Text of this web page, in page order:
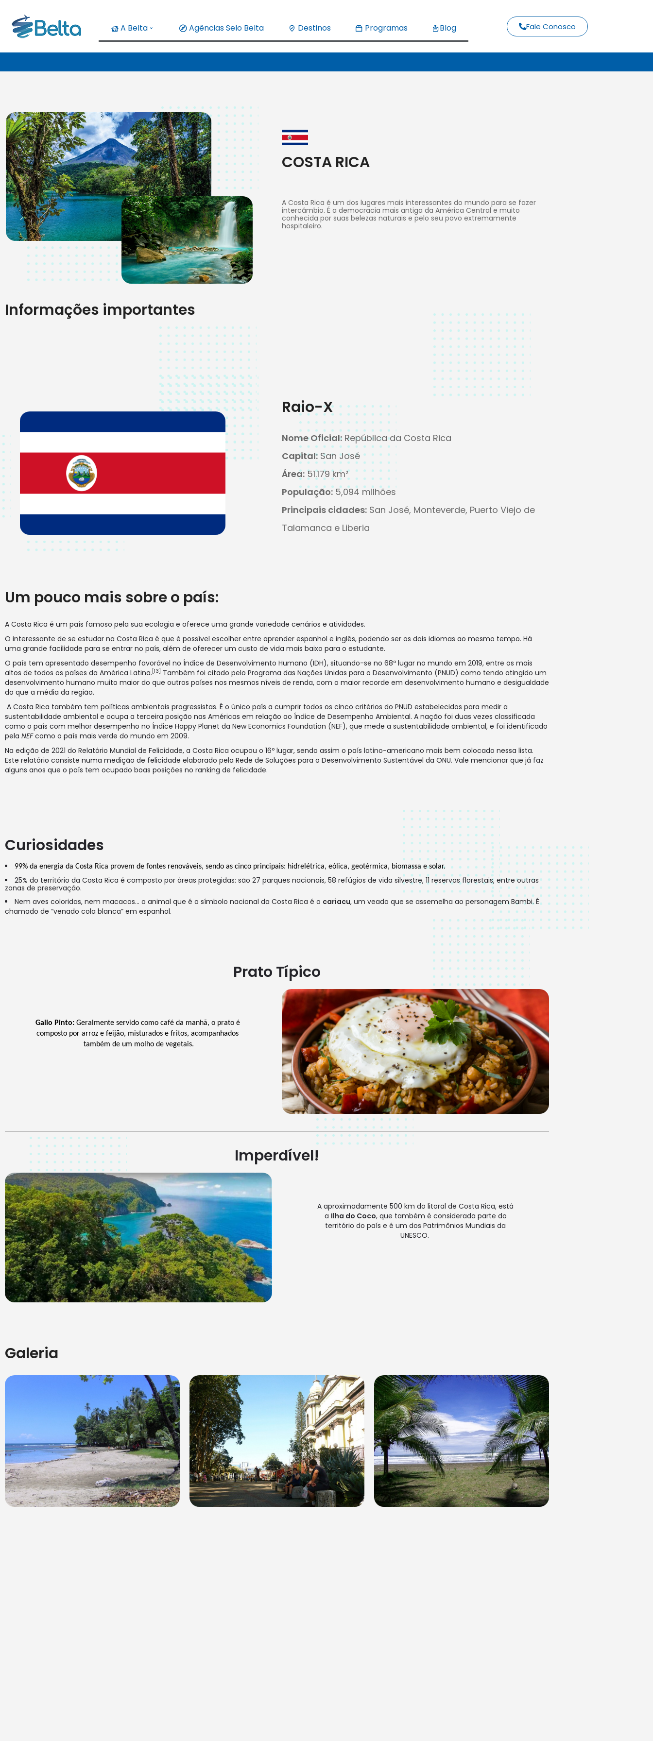
A Belta Agências Selo Belta Destinos Programas Blog Fale Conosco
COSTA RICA
A Costa Rica é um dos lugares mais interessantes do mundo para se fazer
intercâmbio. É a democracia mais antiga da América Central e muito
conhecida por suas belezas naturais e pelo seu povo extremamente
hospitaleiro.
Informações importantes
Raio-X
Nome Oficial: República da Costa Rica
Capital: San José
Área: 51.179 km²
População: 5,094 milhões
Principais cidades: San José, Monteverde, Puerto Viejo de
Talamanca e Liberia
Um pouco mais sobre o país:
A Costa Rica é um país famoso pela sua ecologia e oferece uma grande variedade cenários e atividades.
O interessante de se estudar na Costa Rica é que é possível escolher entre aprender espanhol e inglês, podendo ser os dois idiomas ao mesmo tempo. Há
uma grande facilidade para se entrar no país, além de oferecer um custo de vida mais baixo para o estudante.
O país tem apresentado desempenho favorável no Índice de Desenvolvimento Humano (IDH), situando-se no 68º lugar no mundo em 2019, entre os mais
altos de todos os países da América Latina. [13] Também foi citado pelo Programa das Nações Unidas para o Desenvolvimento (PNUD) como tendo atingido um
desenvolvimento humano muito maior do que outros países nos mesmos níveis de renda, com o maior recorde em desenvolvimento humano e desigualdade
do que a média da região.
A Costa Rica também tem políticas ambientais progressistas. É o único país a cumprir todos os cinco critérios do PNUD estabelecidos para medir a
sustentabilidade ambiental e ocupa a terceira posição nas Américas em relação ao Índice de Desempenho Ambiental. A nação foi duas vezes classificada
como o país com melhor desempenho no Índice Happy Planet da New Economics Foundation (NEF), que mede a sustentabilidade ambiental, e foi identificado
pela NEFcomo o país mais verde do mundo em 2009.
Na edição de 2021 do Relatório Mundial de Felicidade, a Costa Rica ocupou o 16º lugar, sendo assim o país latino-americano mais bem colocado nessa lista.
Este relatório consiste numa medição de felicidade elaborado pela Rede de Soluções para o Desenvolvimento Sustentável da ONU. Vale mencionar que já faz
alguns anos que o país tem ocupado boas posições no ranking de felicidade.
Curiosidades
99% da energia da Costa Rica provem de fontes renováveis, sendo as cinco principais: hidrelétrica, eólica, geotérmica, biomassa e solar.
25% do território da Costa Rica é composto por áreas protegidas: são 27 parques nacionais, 58 refúgios de vida silvestre, 11 reservas florestais, entre outras
zonas de preservação.
Nem aves coloridas, nem macacos… o animal que é o símbolo nacional da Costa Rica é o cariacu, um veado que se assemelha ao personagem Bambi. É
chamado de “venado cola blanca” em espanhol.
Prato Típico
Gallo Pinto: Geralmente servido como café da manhã, o prato é
composto por arroz e feijão, misturados e fritos, acompanhados
também de um molho de vegetais.
Imperdível!
A aproximadamente 500 km do litoral de Costa Rica, está
a Ilha do Coco, que também é considerada parte do
território do país e é um dos Patrimônios Mundiais da
UNESCO.
Galeria